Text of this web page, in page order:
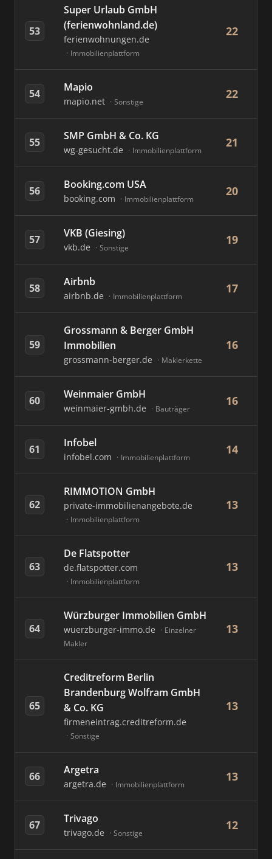
53
Super Urlaub GmbH
(ferienwohnland.de)
ferienwohnungen.de
Immobilienplattform
22
54 Mapio
mapio.net Sonstige
22
55 SMP GmbH & Co. KG
wg-gesucht.de Immobilienplattform
21
56 Booking.com USA
booking.com Immobilienplattform
20
57 VKB (Giesing)
vkb.de Sonstige
19
58 Airbnb
airbnb.de Immobilienplattform
17
59
Grossmann & Berger GmbH
Immobilien
grossmann-berger.de Maklerkette
16
60 Weinmaier GmbH
weinmaier-gmbh.de Bauträger
16
61 Infobel
infobel.com Immobilienplattform
14
62
RIMMOTION GmbH
private-immobilienangebote.de
Immobilienplattform
13
63
De Flatspotter
de.flatspotter.com
Immobilienplattform
13
64
Würzburger Immobilien GmbH
wuerzburger-immo.de
Einzelner
Makler
13
65
Creditreform Berlin
Brandenburg Wolfram GmbH
& Co. KG
firmeneintrag.creditreform.de
Sonstige
13
66 Argetra
argetra.de Immobilienplattform
13
67 Trivago
trivago.de Sonstige
12